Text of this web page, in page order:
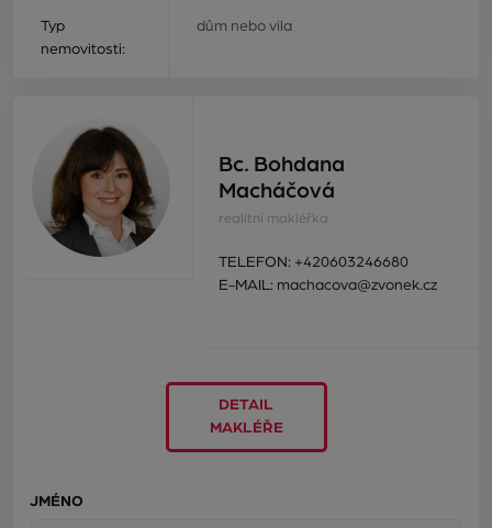
Typ
nemovitosti:
dům nebo vila
Bc. Bohdana
Macháčová
realitní makléřka
TELEFON: +420603246680
E-MAIL: machacova@zvonek.cz
DETAIL
MAKLÉŘE
JMÉNO